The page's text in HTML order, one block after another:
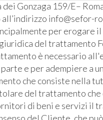
Gonzaga 159/E–
per erogare
del trattamento
è necessario
e per adempiere
che consiste nella
del trattamento
di beni e servizi